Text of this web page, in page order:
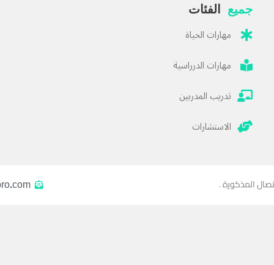
جميع الفئات
مهارات الحياة
مهارات الدرراسية
تدريب المدربين
الاستشارات
المذكورة .